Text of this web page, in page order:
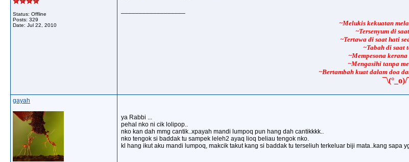
Status: Offline
Posts: 329
Date: Jul 22, 2010 ~Melukis kekuatan
~Tersenyum di
~Tertawa di saat hati
~Tabah di saat
~Mempesona kerana
~Mengasihi tanpa
~Bertambah kuat dalam doa
¯\(°_o)/
gayah
ya Rabbi ...
pehal nko ni cik lolipop..
nko kan dah mmg cantik..xpayah mandi lumpoq pun hang dah cantikkkk..
nko tengok si baddak tu sampek leleh2 ayaq lioq beliau tengok nko.
kl hang ikut aku mandi lumpoq, makcik takut kang si baddak tu terseliuh terkeluar biji mata..kang sapa